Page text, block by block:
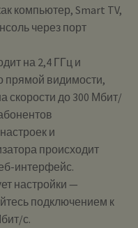
компьютер, Smart TV,
через порт
на 2,4 ГГц и
прямой видимости,
скорости до 300 Мбит/
и
происходит
интерфейс.
настройки —
подключением к
с.